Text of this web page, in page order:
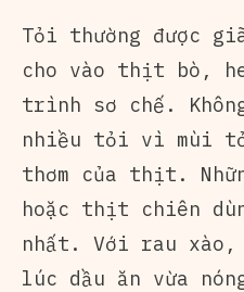
Tỏi thường được
cho vào thịt bò,
trình sơ chế.
nhiều tỏi vì mùi
thơm của thịt.
hoặc thịt chiên
nhất. Với rau xào,
lúc dầu ăn vừa